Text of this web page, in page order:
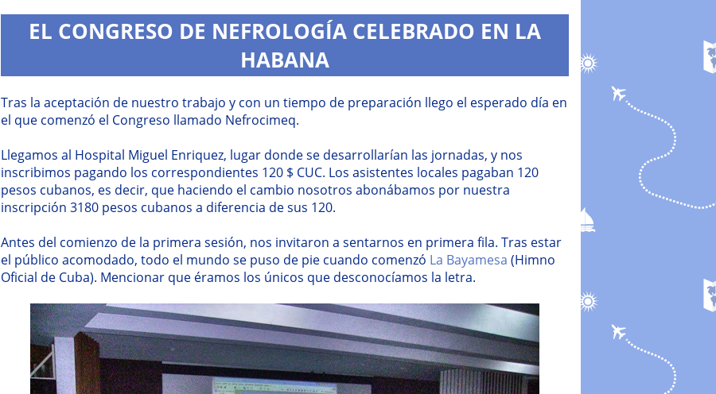
EL CONGRESO DE NEFROLOGÍA CELEBRADO EN LA
HABANA
Tras la aceptación de nuestro trabajo y con un tiempo de preparación llego el esperado día en
el que comenzó el Congreso llamado Nefrocimeq.
Llegamos al Hospital Miguel Enriquez, lugar donde se desarrollarían las jornadas, y nos
inscribimos pagando los correspondientes 120 $ CUC. Los asistentes locales pagaban 120
pesos cubanos, es decir, que haciendo el cambio nosotros abonábamos por nuestra
inscripción 3180 pesos cubanos a diferencia de sus 120.
Antes del comienzo de la primera sesión, nos invitaron a sentarnos en primera fila. Tras estar
el público acomodado, todo el mundo se puso de pie cuando comenzó La Bayamesa (Himno
Oficial de Cuba). Mencionar que éramos los únicos que desconocíamos la letra.